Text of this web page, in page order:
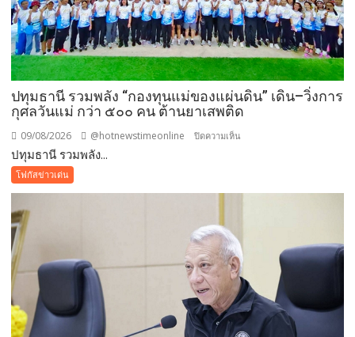
ปทุมธานี รวมพลัง “กองทุนแม่ของแผ่นดิน” เดิน–วิ่งการ
กุศลวันแม่ กว่า ๕๐๐ คน ต้านยาเสพติด
09/08/2026 @hotnewstimeonline ปิดความเห็น
แผ่น
ดิน”
เดิน–
วิ่ง
การ
ปทุมธานี รวมพลัง...
โฟกัสข่าวเด่น